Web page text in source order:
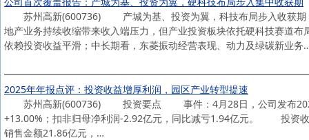
苏州高新(600736) 产城为基、投资为翼，科技布局步入收获期
地产业务持续收缩带来收入端压力，但产业投资板块依托硬科技赛道
依赖投资收益平滑；中长期看，东菱振动经营表现、动力及绿碳新业务
2025年年报点评：投资收益增厚利润，园区产业转型提速
苏州高新(600736) 投资要点 事件：4月28日，公司发布2025年
+13.00%；扣非归母净利润-2.92亿元，同比减亏1.94亿元。 投资收
销售金额21.86亿元，…